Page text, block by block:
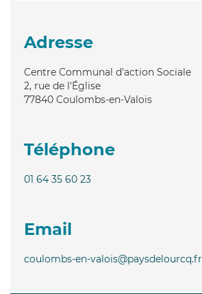
Adresse
Centre Communal d'action Sociale
2, rue de l'Église
77840 Coulombs-en-Valois
Téléphone
01 64 35 60 23
Email
coulombs-en-valois@paysdelourcq.fr